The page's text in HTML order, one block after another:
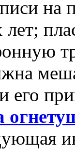
на
лет;
его